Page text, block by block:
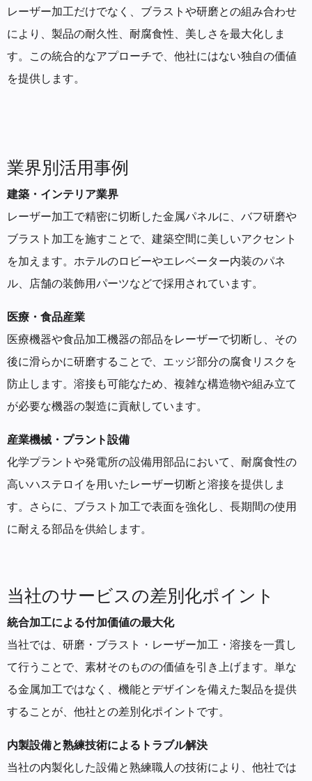
レーザー加工だけでなく、ブラストや研磨との組み合わせ
により、製品の耐久性、耐腐食性、美しさを最大化しま
す。この統合的なアプローチで、他社にはない独自の価値
を提供します。
業界別活用事例
建築・インテリア業界
レーザー加工で精密に切断した金属パネルに、バフ研磨や
ブラスト加工を施すことで、建築空間に美しいアクセント
を加えます。ホテルのロビーやエレベーター内装のパネ
ル、店舗の装飾用パーツなどで採用されています。
医療・食品産業
医療機器や食品加工機器の部品をレーザーで切断し、その
後に滑らかに研磨することで、エッジ部分の腐食リスクを
防止します。溶接も可能なため、複雑な構造物や組み立て
が必要な機器の製造に貢献しています。
産業機械・プラント設備
化学プラントや発電所の設備用部品において、耐腐食性の
高いハステロイを用いたレーザー切断と溶接を提供しま
す。さらに、ブラスト加工で表面を強化し、長期間の使用
に耐える部品を供給します。
当社のサービスの差別化ポイント
統合加工による付加価値の最大化
当社では、研磨・ブラスト・レーザー加工・溶接を一貫し
て行うことで、素材そのものの価値を引き上げます。単な
る金属加工ではなく、機能とデザインを備えた製品を提供
することが、他社との差別化ポイントです。
内製設備と熟練技術によるトラブル解決
当社の内製化した設備と熟練職人の技術により、他社では